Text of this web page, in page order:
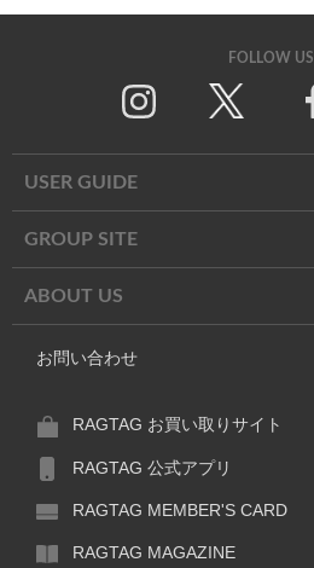
FOLLOW US
USER GUIDE
GROUP SITE
ABOUT US
お問い合わせ
RAGTAG お買い取りサイト
RAGTAG 公式アプリ
RAGTAG MEMBER'S CARD
RAGTAG MAGAZINE